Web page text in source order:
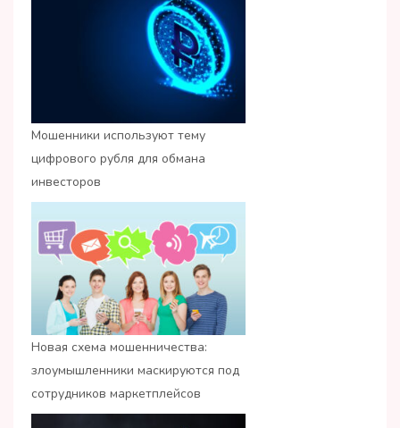
Мошенники используют тему
цифрового рубля для обмана
инвесторов
Новая схема мошенничества:
злоумышленники маскируются под
сотрудников маркетплейсов